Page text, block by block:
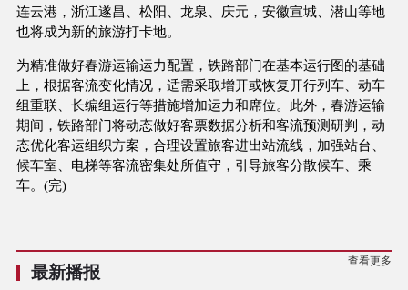
连云港，浙江遂昌、松阳、龙泉、庆元，安徽宣城、潜山等地
也将成为新的旅游打卡地。
为精准做好春游运输运力配置，铁路部门在基本运行图的基础
上，根据客流变化情况，适需采取增开或恢复开行列车、动车
组重联、长编组运行等措施增加运力和席位。此外，春游运输
期间，铁路部门将动态做好客票数据分析和客流预测研判，动
态优化客运组织方案，合理设置旅客进出站流线，加强站台、
候车室、电梯等客流密集处所值守，引导旅客分散候车、乘
车。(完)
最新播报
查看更多